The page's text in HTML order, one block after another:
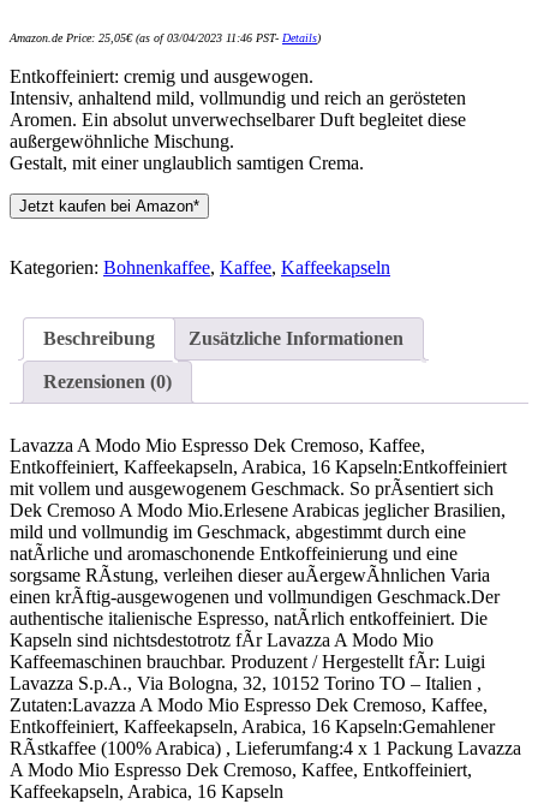
Amazon.de Price: 25,05€(as of 03/04/2023 11:46 PST- Details)
Entkoffeiniert: cremig und ausgewogen.
Intensiv, anhaltend mild, vollmundig und reich an gerösteten
Aromen. Ein absolut unverwechselbarer Duft begleitet diese
außergewöhnliche Mischung.
Gestalt, mit einer unglaublich samtigen Crema.
Jetzt kaufen bei Amazon*
Kategorien: Bohnenkaffee, Kaffee, Kaffeekapseln
Beschreibung Zusätzliche Informationen
Rezensionen (0)
Lavazza A Modo Mio Espresso Dek Cremoso, Kaffee,
Entkoffeiniert, Kaffeekapseln, Arabica, 16 Kapseln:Entkoffeiniert
mit vollem und ausgewogenem Geschmack. So prÃsentiert sich
Dek Cremoso A Modo Mio.Erlesene Arabicas jeglicher Brasilien,
mild und vollmundig im Geschmack, abgestimmt durch eine
natÃrliche und aromaschonende Entkoffeinierung und eine
sorgsame RÃstung, verleihen dieser auÃergewÃhnlichen Varia
einen krÃftig-ausgewogenen und vollmundigen Geschmack.Der
authentische italienische Espresso, natÃrlich entkoffeiniert. Die
Kapseln sind nichtsdestotrotz fÃr Lavazza A Modo Mio
Kaffeemaschinen brauchbar. Produzent / Hergestellt fÃr: Luigi
Lavazza S.p.A., Via Bologna, 32, 10152 Torino TO – Italien ,
Zutaten:Lavazza A Modo Mio Espresso Dek Cremoso, Kaffee,
Entkoffeiniert, Kaffeekapseln, Arabica, 16 Kapseln:Gemahlener
RÃstkaffee (100% Arabica) , Lieferumfang:4 x 1 Packung Lavazza
A Modo Mio Espresso Dek Cremoso, Kaffee, Entkoffeiniert,
Kaffeekapseln, Arabica, 16 Kapseln